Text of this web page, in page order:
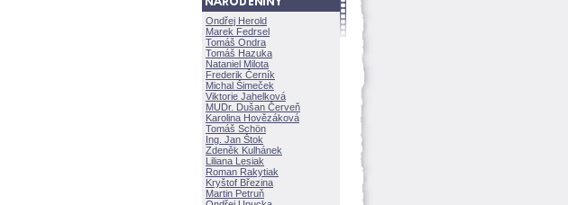
Ondřej Herold
Marek Fedrsel
Tomáš Ondra
Tomáš Hazuka
Nataniel Milota
Frederik Černík
Michal Šimeček
Viktorie Jahelkov
MUDr. Dušan Červeň
Karolina Hovězákov
Tomáš Schön
Ing. Jan Štok
Zdeněk Kulhánek
Liliana Lesiak
Roman Rakytiak
Kryštof Březina
Martin Petruň